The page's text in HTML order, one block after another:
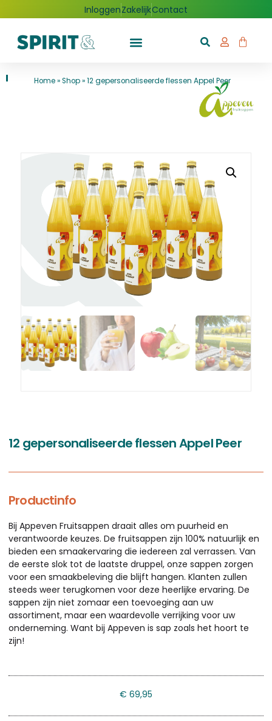
InloggenZakelijkContact
Home»Shop»12 gepersonaliseerde flessen Appel Peer
12 gepersonaliseerde flessen Appel Peer
Productinfo
Bij Appeven Fruitsappen draait alles om puurheid en
verantwoorde keuzes. De fruitsappen zijn 100% natuurlijk en
bieden een smaakervaring die iedereen zal verrassen. Van
de eerste slok tot de laatste druppel, onze sappen zorgen
voor een smaakbeleving die blijft hangen. Klanten zullen
steeds weer terugkomen voor deze heerlijke ervaring. De
sappen zijn niet zomaar een toevoeging aan uw
assortiment, maar een waardevolle verrijking voor uw
onderneming. Want bij Appeven is sap zoals het hoort te
zijn!
€ 69,95